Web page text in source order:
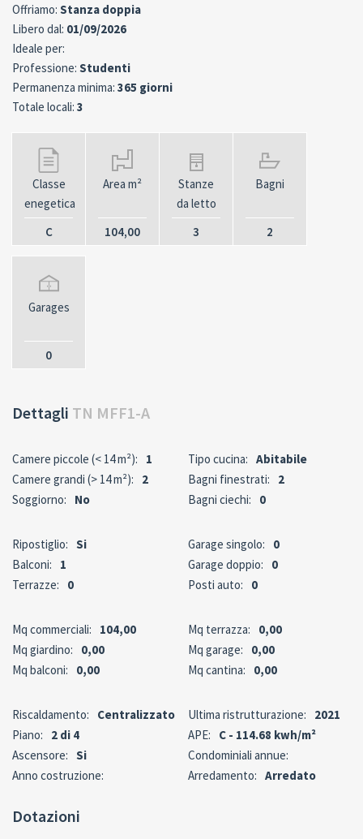
Offriamo: Stanza doppia
Libero dal: 01/09/2026
Ideale per:
Professione: Studenti
Permanenza minima: 365 giorni
Totale locali: 3
Classe
enegetica
C
Area m²
104,00
Stanze
da letto
3
Bagni
2
Garages
0
Dettagli TN MFF1-A
Camere piccole (< 14 m²):
1
Camere grandi (> 14 m²):
2
Soggiorno:
No
Tipo cucina: Abitabile
Bagni finestrati:
2
Bagni ciechi:
0
Ripostiglio: Si
Balconi:
1
Terrazze:
0
Garage singolo:
0
Garage doppio:
0
Posti auto:
0
Mq commerciali:
104,00
Mq giardino:
0,00
Mq balconi:
0,00
Mq terrazza:
0,00
Mq garage:
0,00
Mq cantina:
0,00
Riscaldamento:
Centralizzato
Piano:
2 di 4
Ascensore: Si
Anno costruzione:
Ultima ristrutturazione:
2021
APE:
C - 114.68 kwh/m²
Condominiali annue:
Arredamento: Arredato
Dotazioni